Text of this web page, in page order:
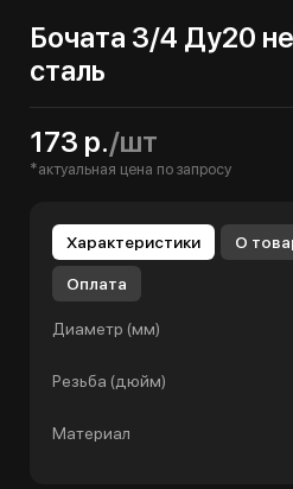
Бочата 3/4 Ду20
сталь
173 р./шт
*актуальная цена по запросу
Характеристики О
Оплата
Диаметр (мм)
Резьба (дюйм)
Материал